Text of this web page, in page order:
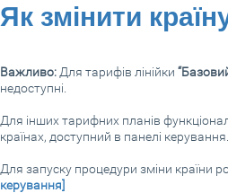
Як змінити
Важливо:Для тарифів лінійки
недоступні.
Для інших тарифних планів
країнах, доступний в панелі керування.
Для запуску процедури зміни країни
керування]